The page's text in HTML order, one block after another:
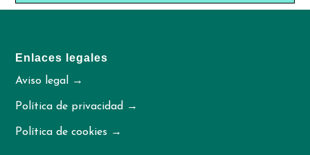
Enlaces legales
Aviso legal →
Política de privacidad →
Política de cookies →